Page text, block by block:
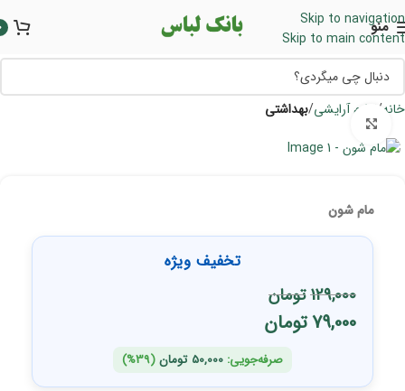
Skip to navigation
Skip to main content
منو
خانه لوازم آرایشی بهداشتی
مام شون
تخفیف ویژه
129,000تومان
79,000تومان
صرفه‌جویی: 50,000 تومان(39%)